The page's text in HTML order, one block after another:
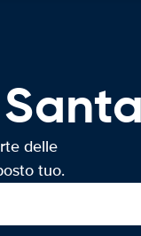
delle
tuo.